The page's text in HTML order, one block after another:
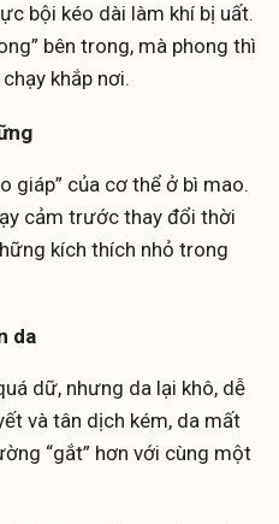
bội kéo dài làm khí bị uất.
bên trong, mà phong thì
khắp nơi.
giáp” của cơ thể ở bì mao.
cảm trước thay đổi thời
kích thích nhỏ trong
da
dữ, nhưng da lại khô, dễ
và tân dịch kém, da mất
“gắt” hơn với cùng một